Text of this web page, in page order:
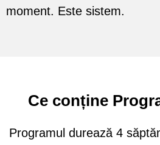
moment. Este sistem.
Ce conține
Programul durează 4